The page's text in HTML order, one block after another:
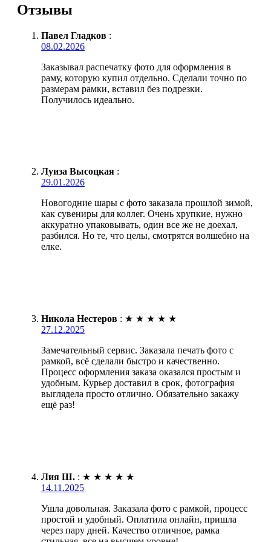
Отзывы
Павел Гладков :
08.02.2026
Заказывал распечатку фото для оформления в
раму, которую купил отдельно. Сделали точно по
размерам рамки, вставил без подрезки.
Получилось идеально.
Луиза Высоцкая :
29.01.2026
Новогодние шары с фото заказала прошлой зимой,
как сувениры для коллег. Очень хрупкие, нужно
аккуратно упаковывать, один все же не доехал,
разбился. Но те, что целы, смотрятся волшебно на
елке.
Никола Нестеров : ★ ★ ★ ★ ★
27.12.2025
Замечательный сервис. Заказала печать фото с
рамкой, всё сделали быстро и качественно.
Процесс оформления заказа оказался простым и
удобным. Курьер доставил в срок, фотография
выглядела просто отлично. Обязательно закажу
ещё раз!
Лия Ш. : ★ ★ ★ ★ ★
14.11.2025
Ушла довольная. Заказала фото с рамкой, процесс
простой и удобный. Оплатила онлайн, пришла
через пару дней. Качество отличное, рамка